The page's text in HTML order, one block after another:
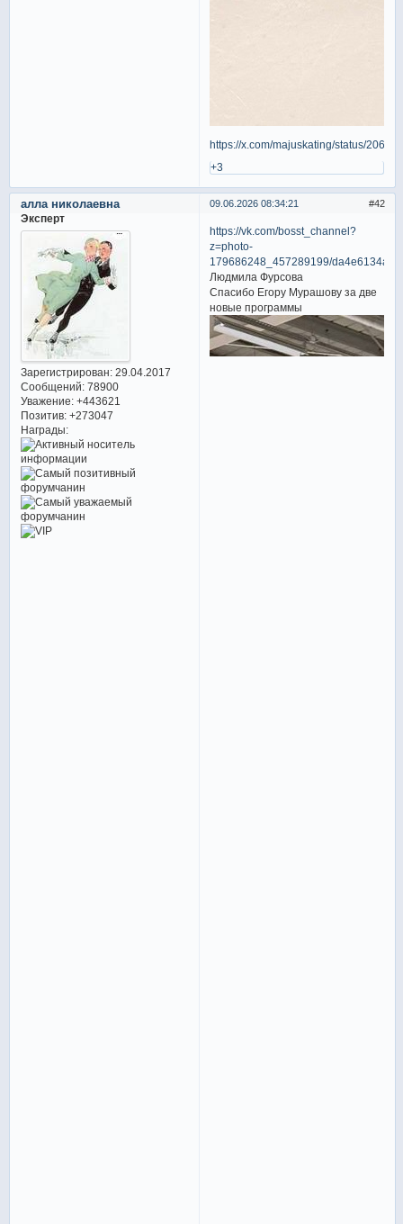
https://x.com/majuskating/status/
+3
42
09.06.2026 08:34:21
алла николаевна
Эксперт
Зарегистрирован: 29.04.2017
Сообщений:78900
Уважение: +443621
Позитив: +273047
Награды:
https://vk.com/bosst_channel?
z=photo-
179686248_457289199/
Людмила Фурсова
Спасибо Егору Мурашову за две
новые программы